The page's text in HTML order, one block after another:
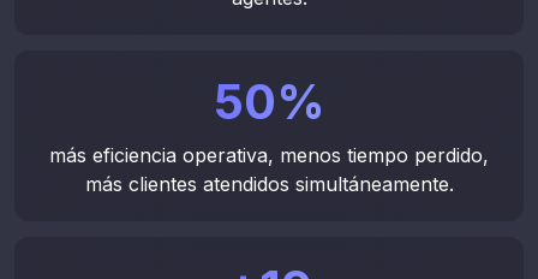
50%
más eficiencia operativa, menos tiempo perdido,
más clientes atendidos simultáneamente.